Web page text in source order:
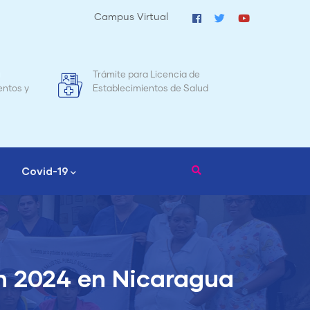
Campus Virtual
de
Salud
Mapa de Mortalidad Materna en
Nicaragua
Covid-19
2024 en Nicaragua